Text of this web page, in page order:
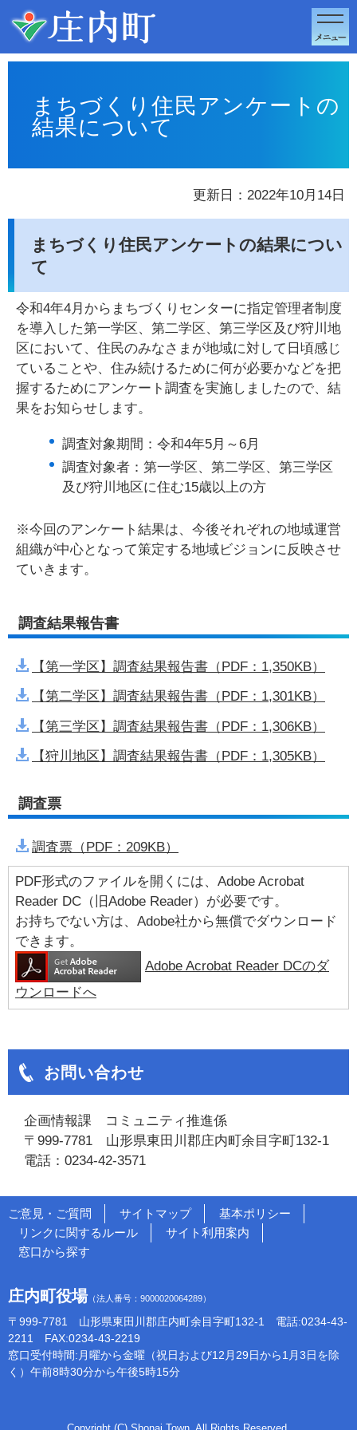
このページの本文へ移動
まちづくり住民アンケートの
結果について
更新日：2022年10月14日
まちづくり住民アンケートの結果につい
て
令和4年4月からまちづくりセンターに指定管理者制度
を導入した第一学区、第二学区、第三学区及び狩川地
区において、住民のみなさまが地域に対して日頃感じ
ていることや、住み続けるために何が必要かなどを把
握するためにアンケート調査を実施しましたので、結
果をお知らせします。
調査対象期間：令和4年5月～6月
調査対象者：第一学区、第二学区、第三学区
及び狩川地区に住む15歳以上の方
※今回のアンケート結果は、今後それぞれの地域運営
組織が中心となって策定する地域ビジョンに反映させ
ていきます。
調査結果報告書
【第一学区】調査結果報告書（PDF：1,350KB）
【第二学区】調査結果報告書（PDF：1,301KB）
【第三学区】調査結果報告書（PDF：1,306KB）
【狩川地区】調査結果報告書（PDF：1,305KB）
調査票
調査票（PDF：209KB）
PDF形式のファイルを開くには、Adobe Acrobat
Reader DC（旧Adobe Reader）が必要です。
お持ちでない方は、Adobe社から無償でダウンロード
できます。
Adobe Acrobat Reader DCのダ
ウンロードへ
お問い合わせ
企画情報課 コミュニティ推進係
〒999-7781 山形県東田川郡庄内町余目字町132-1
電話：0234-42-3571
ご意見・ご質問 サイトマップ
基本ポリシー
リンクに関するルール
サイト利用案内
窓口から探す
庄内町役場（法人番号：9000020064289）
〒999-7781 山形県東田川郡庄内町余目字町132-1 電話:0234-43-
2211 FAX:0234-43-2219
窓口受付時間:月曜から金曜（祝日および12月29日から1月3日を除
く）午前8時30分から午後5時15分